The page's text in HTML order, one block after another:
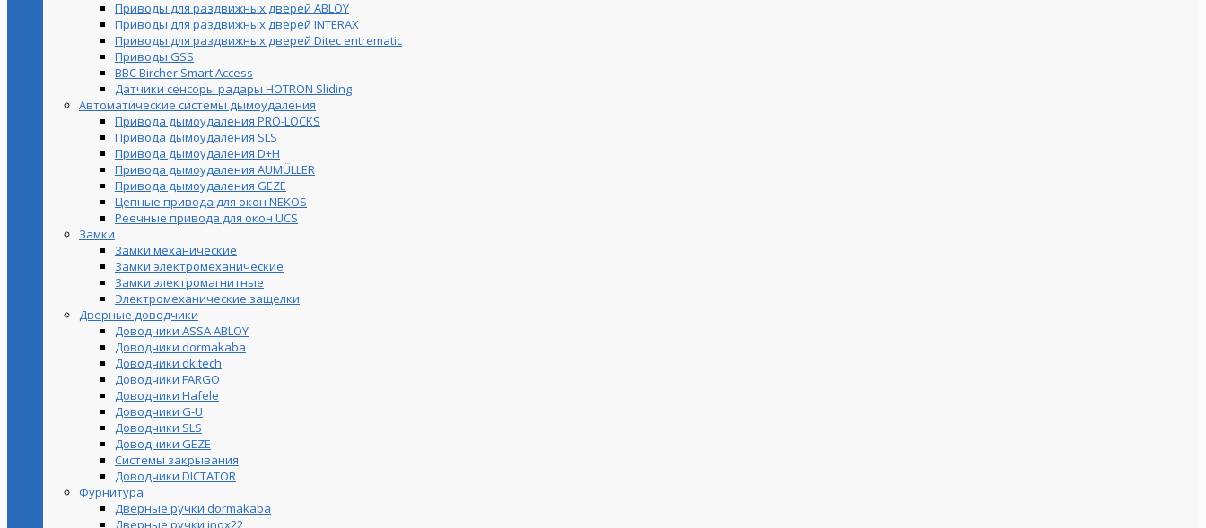
Приводы для раздвижных дверей ABLOY
Приводы для раздвижных дверей INTERAX
Приводы для раздвижных дверей Ditec entrematic
Приводы GSS
BBC Bircher Smart Access
Датчики сенсоры радары HOTRON Sliding
Автоматические системы дымоудаления
Привода дымоудаления PRO-LOCKS
Привода дымоудаления SLS
Привода дымоудаления D+H
Привода дымоудаления AUMÜLLER
Привода дымоудаления GEZE
Цепные привода для окон NEKOS
Реечные привода для окон UСS
Замки
Замки механические
Замки электромеханические
Замки электромагнитные
Электромеханические защелки
Дверные доводчики
Доводчики ASSA ABLOY
Доводчики dormakaba
Доводчики dk tech
Доводчики FARGO
Доводчики Hafele
Доводчики G-U
Доводчики SLS
Доводчики GEZE
Cистемы закрывания
Доводчики DICTATOR
Фурнитура
Дверные ручки dormakaba
Дверные ручки inox22